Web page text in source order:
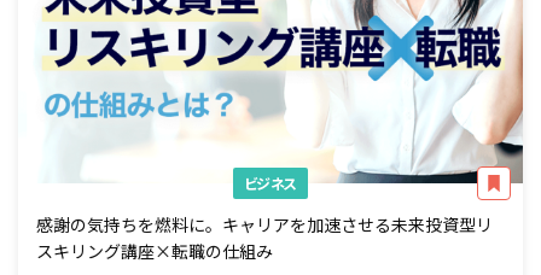
ビジネス
感謝の気持ちを燃料に。キャリアを加速させる未来投資型リ
スキリング講座×転職の仕組み